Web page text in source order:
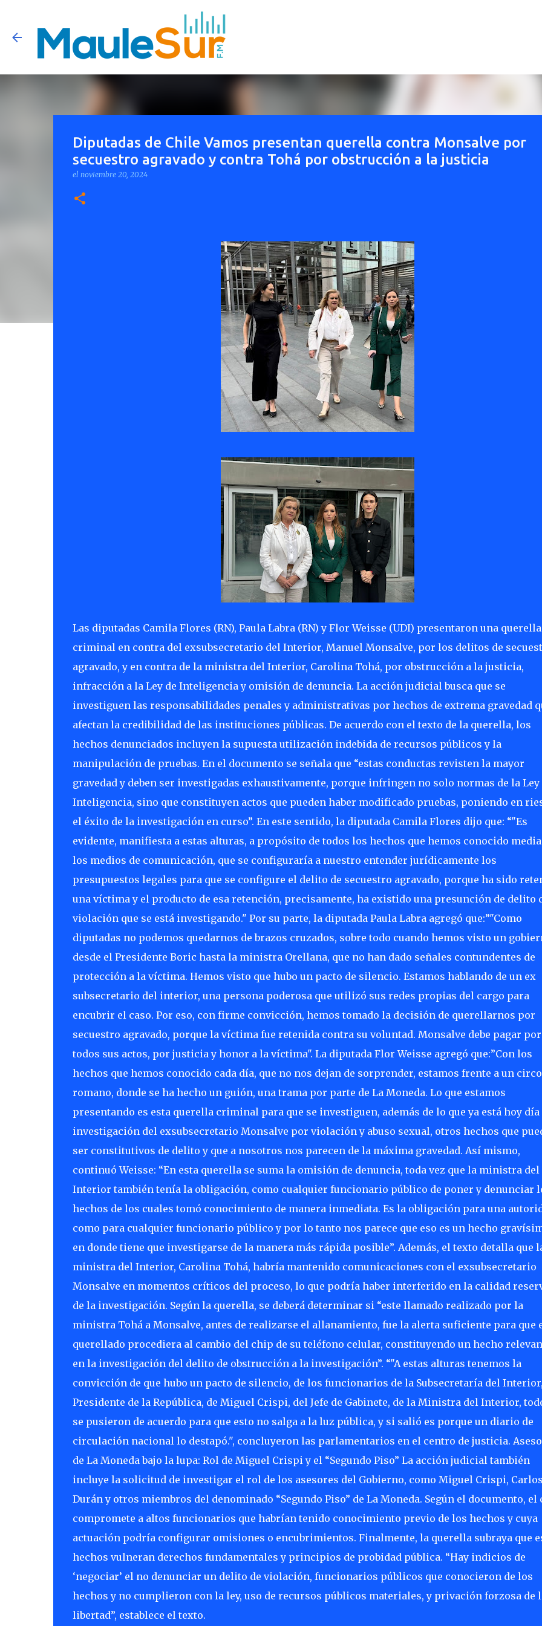
Diputadas de Chile Vamos presentan querella contra Monsalve por
secuestro agravado y contra Tohá por obstrucción a la justicia
el noviembre 20, 2024
Las diputadas Camila Flores (RN), Paula Labra (RN) y Flor Weisse (UDI) presentaron una querella
criminal en contra del exsubsecretario del Interior, Manuel Monsalve, por los delitos de
agravado, y en contra de la ministra del Interior, Carolina Tohá, por obstrucción a la justicia,
infracción a la Ley de Inteligencia y omisión de denuncia. La acción judicial busca que se
investiguen las responsabilidades penales y administrativas por hechos de extrema gravedad
afectan la credibilidad de las instituciones públicas. De acuerdo con el texto de la querella, los
hechos denunciados incluyen la supuesta utilización indebida de recursos públicos y la
manipulación de pruebas. En el documento se señala que “estas conductas revisten la mayor
gravedad y deben ser investigadas exhaustivamente, porque infringen no solo normas de la Ley
Inteligencia, sino que constituyen actos que pueden haber modificado pruebas, poniendo en
el éxito de la investigación en curso”. En este sentido, la diputada Camila Flores dijo que: “"Es
evidente, manifiesta a estas alturas, a propósito de todos los hechos que hemos conocido
los medios de comunicación, que se configuraría a nuestro entender jurídicamente los
presupuestos legales para que se configure el delito de secuestro agravado, porque ha sido
una víctima y el producto de esa retención, precisamente, ha existido una presunción de delito
violación que se está investigando." Por su parte, la diputada Paula Labra agregó que:”"Como
diputadas no podemos quedarnos de brazos cruzados, sobre todo cuando hemos visto un
desde el Presidente Boric hasta la ministra Orellana, que no han dado señales contundentes de
protección a la víctima. Hemos visto que hubo un pacto de silencio. Estamos hablando de un ex
subsecretario del interior, una persona poderosa que utilizó sus redes propias del cargo para
encubrir el caso. Por eso, con firme convicción, hemos tomado la decisión de querellarnos por
secuestro agravado, porque la víctima fue retenida contra su voluntad. Monsalve debe pagar por
todos sus actos, por justicia y honor a la víctima". La diputada Flor Weisse agregó que:”Con los
hechos que hemos conocido cada día, que no nos dejan de sorprender, estamos frente a un circo
romano, donde se ha hecho un guión, una trama por parte de La Moneda. Lo que estamos
presentando es esta querella criminal para que se investiguen, además de lo que ya está hoy día
investigación del exsubsecretario Monsalve por violación y abuso sexual, otros hechos que
ser constitutivos de delito y que a nosotros nos parecen de la máxima gravedad. Así mismo,
continuó Weisse: “En esta querella se suma la omisión de denuncia, toda vez que la ministra del
Interior también tenía la obligación, como cualquier funcionario público de poner y denunciar
hechos de los cuales tomó conocimiento de manera inmediata. Es la obligación para una
como para cualquier funcionario público y por lo tanto nos parece que eso es un hecho
en donde tiene que investigarse de la manera más rápida posible”. Además, el texto detalla que
ministra del Interior, Carolina Tohá, habría mantenido comunicaciones con el exsubsecretario
Monsalve en momentos críticos del proceso, lo que podría haber interferido en la calidad
de la investigación. Según la querella, se deberá determinar si “este llamado realizado por la
ministra Tohá a Monsalve, antes de realizarse el allanamiento, fue la alerta suficiente para que
querellado procediera al cambio del chip de su teléfono celular, constituyendo un hecho
en la investigación del delito de obstrucción a la investigación”. “"A estas alturas tenemos la
convicción de que hubo un pacto de silencio, de los funcionarios de la Subsecretaría del
Presidente de la República, de Miguel Crispi, del Jefe de Gabinete, de la Ministra del Interior,
se pusieron de acuerdo para que esto no salga a la luz pública, y si salió es porque un diario de
circulación nacional lo destapó.", concluyeron las parlamentarios en el centro de justicia.
de La Moneda bajo la lupa: Rol de Miguel Crispi y el “Segundo Piso” La acción judicial también
incluye la solicitud de investigar el rol de los asesores del Gobierno, como Miguel Crispi, Carlos
Durán y otros miembros del denominado “Segundo Piso” de La Moneda. Según el documento, el
compromete a altos funcionarios que habrían tenido conocimiento previo de los hechos y cuya
actuación podría configurar omisiones o encubrimientos. Finalmente, la querella subraya que
hechos vulneran derechos fundamentales y principios de probidad pública. “Hay indicios de
‘negociar’ el no denunciar un delito de violación, funcionarios públicos que conocieron de los
hechos y no cumplieron con la ley, uso de recursos públicos materiales, y privación forzosa de
libertad”, establece el texto.